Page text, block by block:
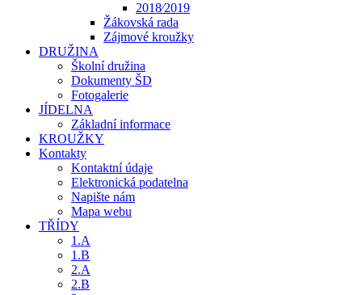
2018⁄2019
Žákovská rada
Zájmové kroužky
DRUŽINA
Školní družina
Dokumenty ŠD
Fotogalerie
JÍDELNA
Základní informace
KROUŽKY
Kontakty
Kontaktní údaje
Elektronická podatelna
Napište nám
Mapa webu
TŘÍDY
1.A
1.B
2.A
2.B